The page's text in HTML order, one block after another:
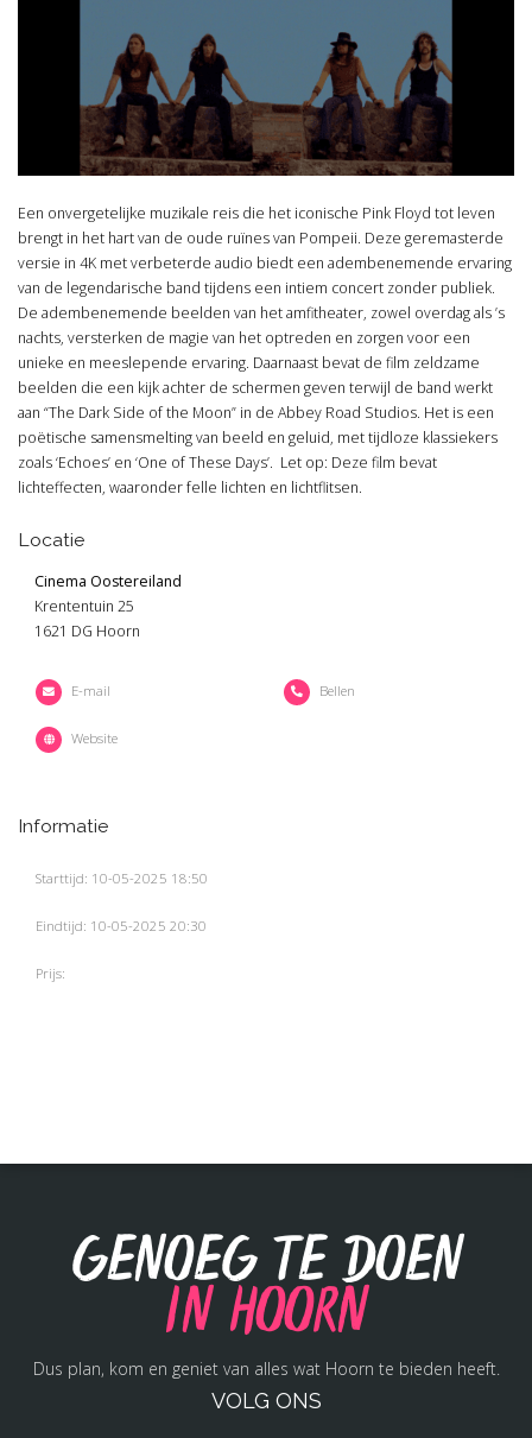
Een onvergetelijke muzikale reis die het iconische Pink Floyd tot leven
brengt in het hart van de oude ruïnes van Pompeii. Deze geremasterde
versie in 4K met verbeterde audio biedt een adembenemende ervaring
van de legendarische band tijdens een intiem concert zonder publiek.
De adembenemende beelden van het amfitheater, zowel overdag als ’s
nachts, versterken de magie van het optreden en zorgen voor een
unieke en meeslepende ervaring. Daarnaast bevat de film zeldzame
beelden die een kijk achter de schermen geven terwijl de band werkt
aan “The Dark Side of the Moon” in de Abbey Road Studios. Het is een
poëtische samensmelting van beeld en geluid, met tijdloze klassiekers
zoals ‘Echoes’ en ‘One of These Days’. Let op: Deze film bevat
lichteffecten, waaronder felle lichten en lichtflitsen.
Locatie
Cinema Oostereiland
Krententuin 25
1621 DG Hoorn
E-mail Bellen
Website
Informatie
Starttijd: 10-05-2025 18:50
Eindtijd: 10-05-2025 20:30
Prijs:
Genoeg te doen
in Hoorn
Dus plan, kom en geniet van alles wat Hoorn te bieden heeft.
VOLG ONS